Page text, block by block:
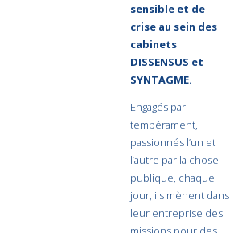
sensible et de
crise au sein des
cabinets
DISSENSUS et
SYNTAGME.
Engagés par
tempérament,
passionnés l’un et
l’autre par la chose
publique, chaque
jour, ils mènent dans
leur entreprise des